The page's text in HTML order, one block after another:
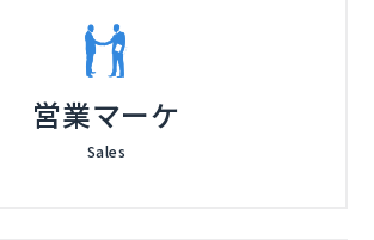
営業マーケ
Sales